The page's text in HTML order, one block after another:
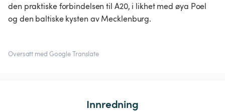
den praktiske forbindelsen til A20, i likhet med øya Poel
og den baltiske kysten av Mecklenburg.
Oversatt med Google Translate
Innredning